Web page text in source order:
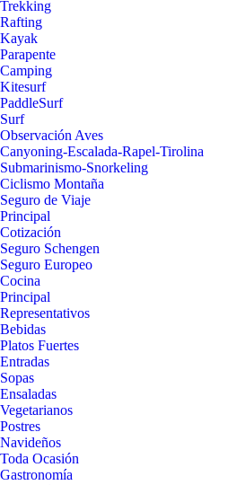
Trekking
Rafting
Kayak
Parapente
Camping
Kitesurf
PaddleSurf
Surf
Observación Aves
Canyoning-Escalada-Rapel-Tirolina
Submarinismo-Snorkeling
Ciclismo Montaña
Seguro de Viaje
Principal
Cotización
Seguro Schengen
Seguro Europeo
Cocina
Principal
Representativos
Bebidas
Platos Fuertes
Entradas
Sopas
Ensaladas
Vegetarianos
Postres
Navideños
Toda Ocasión
Gastronomía